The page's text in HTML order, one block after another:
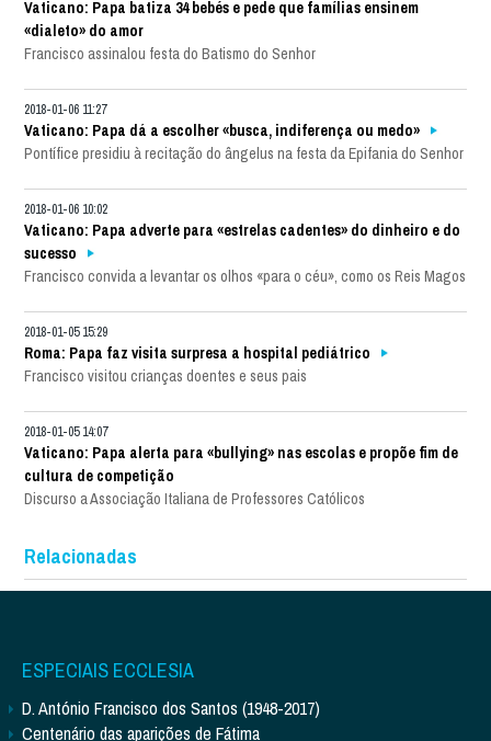
Vaticano: Papa batiza 34 bebés e pede que famílias ensinem
«dialeto» do amor
Francisco assinalou festa do Batismo do Senhor
2018-01-06 11:27
Vaticano: Papa dá a escolher «busca, indiferença ou medo»
Pontífice presidiu à recitação do ângelus na festa da Epifania do Senhor
2018-01-06 10:02
Vaticano: Papa adverte para «estrelas cadentes» do dinheiro e do
sucesso
Francisco convida a levantar os olhos «para o céu», como os Reis Magos
2018-01-05 15:29
Roma: Papa faz visita surpresa a hospital pediátrico
Francisco visitou crianças doentes e seus pais
2018-01-05 14:07
Vaticano: Papa alerta para «bullying» nas escolas e propõe fim de
cultura de competição
Discurso a Associação Italiana de Professores Católicos
Relacionadas
ESPECIAIS ECCLESIA
D. António Francisco dos Santos (1948-2017)
Centenário das aparições de Fátima